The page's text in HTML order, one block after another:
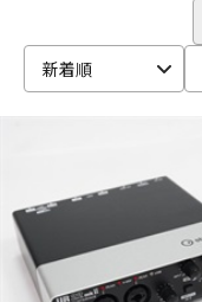
キーボード
新着順